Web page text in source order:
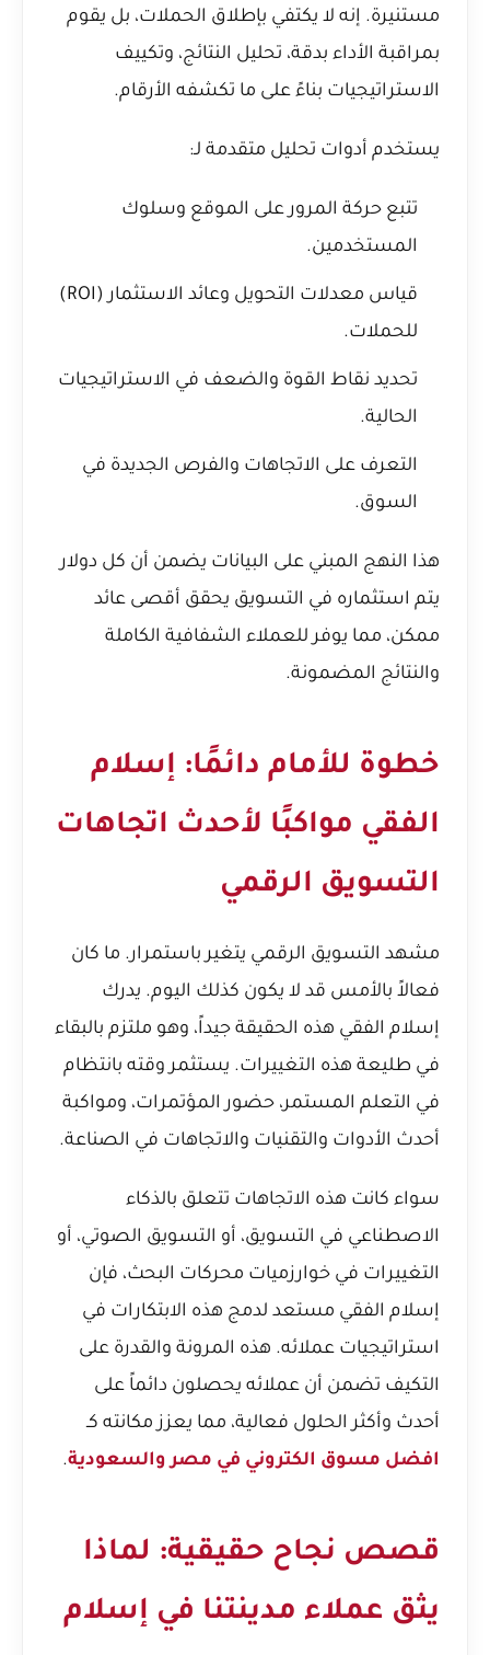
مستنيرة. إنه لا يكتفي بإطلاق الحملات، بل يقوم
بمراقبة الأداء بدقة، تحليل النتائج، وتكييف
الاستراتيجيات بناءً على ما تكشفه الأرقام.
يستخدم أدوات تحليل متقدمة لـ:
تتبع حركة المرور على الموقع وسلوك
المستخدمين.
قياس معدلات التحويل وعائد الاستثمار (ROI)
للحملات.
تحديد نقاط القوة والضعف في الاستراتيجيات
الحالية.
التعرف على الاتجاهات والفرص الجديدة في
السوق.
هذا النهج المبني على البيانات يضمن أن كل دولار
يتم استثماره في التسويق يحقق أقصى عائد
ممكن، مما يوفر للعملاء الشفافية الكاملة
والنتائج المضمونة.
خطوة للأمام دائمًا: إسلام
الفقي مواكبًا لأحدث اتجاهات
التسويق الرقمي
مشهد التسويق الرقمي يتغير باستمرار. ما كان
فعالاً بالأمس قد لا يكون كذلك اليوم. يدرك
إسلام الفقي هذه الحقيقة جيداً، وهو ملتزم بالبقاء
في طليعة هذه التغييرات. يستثمر وقته بانتظام
في التعلم المستمر، حضور المؤتمرات، ومواكبة
أحدث الأدوات والتقنيات والاتجاهات في الصناعة.
سواء كانت هذه الاتجاهات تتعلق بالذكاء
الاصطناعي في التسويق، أو التسويق الصوتي، أو
التغييرات في خوارزميات محركات البحث، فإن
إسلام الفقي مستعد لدمج هذه الابتكارات في
استراتيجيات عملائه. هذه المرونة والقدرة على
التكيف تضمن أن عملائه يحصلون دائماً على
أحدث وأكثر الحلول فعالية، مما يعزز مكانته كـ
افضل مسوق الكتروني في مصر والسعودية.
قصص نجاح حقيقية: لماذا
يثق عملاء مدينتنا في إسلام